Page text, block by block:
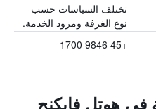
تختلف السياسات حسب
نوع الغرفة ومزود الخدمة.
+45 9846 1700
في هوتل فايكنج